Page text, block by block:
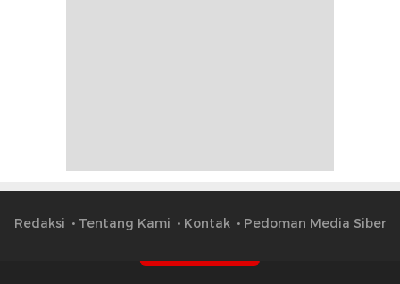
Redaksi Tentang Kami Kontak Pedoman Media Siber